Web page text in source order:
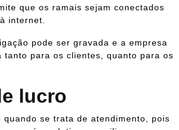
que os ramais sejam conectados
internet.
pode ser gravada e a empresa
tanto para os clientes, quanto para os
lucro
se trata de atendimento, pois